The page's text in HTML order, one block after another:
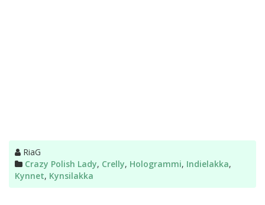
Kirjoittaja
RiaG
Kategoriat
Crazy Polish Lady, Crelly, Hologrammi, Indielakka,
Kynnet, Kynsilakka